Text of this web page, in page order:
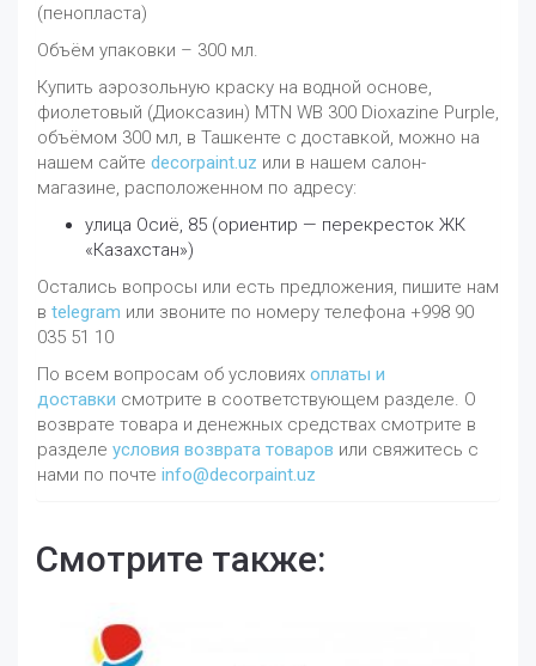
(пенопласта)
Объём упаковки – 300 мл.
Купить аэрозольную краску на водной основе,
фиолетовый (Диоксазин) MTN WB 300 Dioxazine Purple,
объёмом 300 мл, в Ташкенте с доставкой, можно на
нашем сайте decorpaint.uz или в нашем салон-
магазине, расположенном по адресу:
улица Осиё, 85 (ориентир — перекресток ЖК
«Казахстан»)
Остались вопросы или есть предложения, пишите нам
в telegram или звоните по номеру телефона +998 90
035 51 10
По всем вопросам об условиях оплаты и
доставки смотрите в соответствующем разделе. О
возврате товара и денежных средствах смотрите в
разделе условия возврата товаров или свяжитесь с
нами по почте info@decorpaint.uz
Смотрите также: